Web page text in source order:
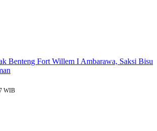
Benteng Fort Willem I Ambarawa, Saksi Bisu
WIB